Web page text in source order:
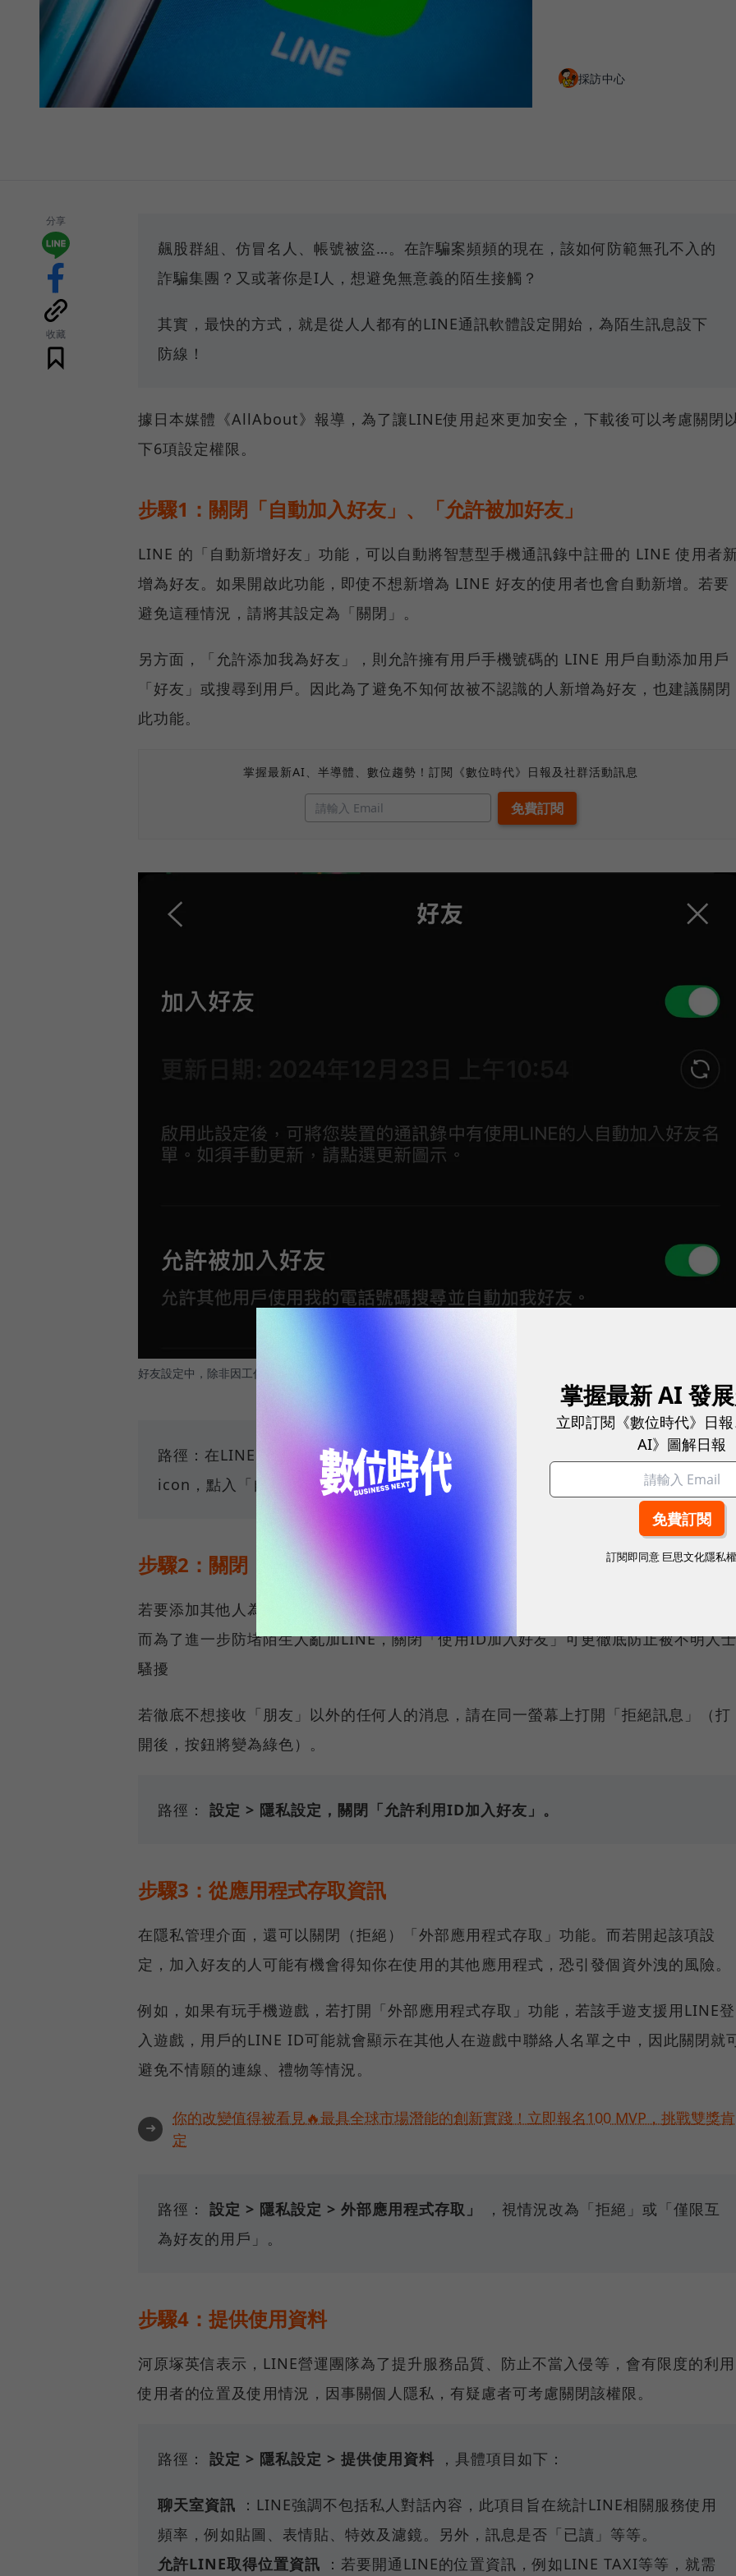
採訪中心
分享
收藏
飆股群組、仿冒名人、帳號被盜…。在詐騙案頻頻的現在，該如何防範無孔不入的
詐騙集團？又或著你是I人，想避免無意義的陌生接觸？
其實，最快的方式，就是從人人都有的LINE通訊軟體設定開始，為陌生訊息設下
防線！
據日本媒體《AllAbout》報導，為了讓LINE使用起來更加安全，下載後可以考慮關閉
下6項設定權限。
步驟1：關閉「自動加入好友」、「允許被加好友」
LINE 的「自動新增好友」功能，可以自動將智慧型手機通訊錄中註冊的 LINE 使用者
增為好友。如果開啟此功能，即使不想新增為 LINE 好友的使用者也會自動新增。若要
避免這種情況，請將其設定為「關閉」。
另方面，「允許添加我為好友」，則允許擁有用戶手機號碼的 LINE 用戶自動添加用戶
「好友」或搜尋到用戶。因此為了避免不知何故被不認識的人新增為好友，也建議關閉
此功能。
掌握最新AI、半導體、數位趨勢！訂閱《數位時代》日報及社群活動訊息
好友設定中，除非因工作需要必須時常聯繫陌生人士，否則建議關閉。
路徑：在LINE App中下方的功能頁標籤點選「主頁」，並點擊螢幕右上角的好友
icon，點入「自動加好友」，視情況關閉「加入好友」或「允許被加入好友」。
步驟2：關閉「使用ID加入好友」
若要添加其他人為LINE好友，除了電話號碼以外，另一種方式就是透過搜尋LINE ID。
而為了進一步防堵陌生人亂加LINE，關閉「使用ID加入好友」可更徹底防止被不明人士
騷擾
若徹底不想接收「朋友」以外的任何人的消息，請在同一螢幕上打開「拒絕訊息」（打
開後，按鈕將變為綠色）。
路徑： 設定 > 隱私設定，關閉「允許利用ID加入好友」。
步驟3：從應用程式存取資訊
在隱私管理介面，還可以關閉（拒絕）「外部應用程式存取」功能。而若開起該項設
定，加入好友的人可能有機會得知你在使用的其他應用程式，恐引發個資外洩的風險。
例如，如果有玩手機遊戲，若打開「外部應用程式存取」功能，若該手遊支援用LINE登
入遊戲，用戶的LINE ID可能就會顯示在其他人在遊戲中聯絡人名單之中，因此關閉就
避免不情願的連線、禮物等情況。
➜
你的改變值得被看見🔥最具全球市場潛能的創新實踐！立即報名100 MVP，挑戰雙獎肯
定
路徑： 設定 > 隱私設定 > 外部應用程式存取」
，視情況改為「拒絕」或「僅限互
為好友的用戶」。
步驟4：提供使用資料
河原塚英信表示，LINE營運團隊為了提升服務品質、防止不當入侵等，會有限度的利用
使用者的位置及使用情況，因事關個人隱私，有疑慮者可考慮關閉該權限。
路徑： 設定 > 隱私設定 > 提供使用資料 ，具體項目如下：
聊天室資訊 ：LINE強調不包括私人對話內容，此項目旨在統計LINE相關服務使用
頻率，例如貼圖、表情貼、特效及濾鏡。另外，訊息是否「已讀」等等。
允許LINE取得位置資訊 ：若要開通LINE的位置資訊，例如LINE TAXI等等，就需
掌握最新 AI 發
立即訂閱《數位時代》日
AI》圖解日報
訂閱即同意 巨思文化隱私